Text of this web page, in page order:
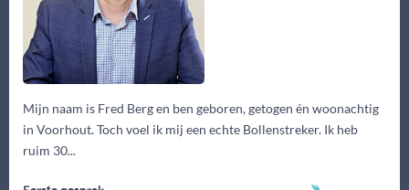
Mijn naam is Fred Berg en ben geboren, getogen én woonachtig
in Voorhout. Toch voel ik mij een echte Bollenstreker. Ik heb
ruim 30...